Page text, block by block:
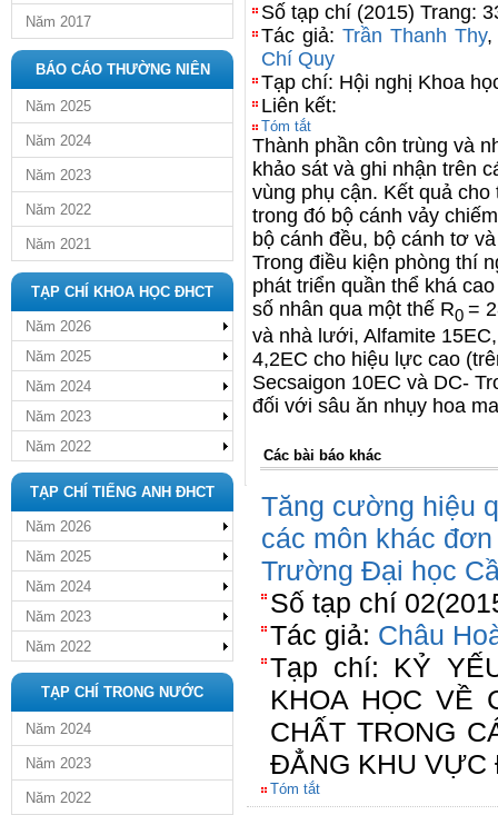
Năm 2017
BÁO CÁO THƯỜNG NIÊN
Năm 2025
Năm 2024
Năm 2023
Năm 2022
Năm 2021
TẠP CHÍ KHOA HỌC ĐHCT
Năm 2026
Năm 2025
Năm 2024
Năm 2023
Năm 2022
TẠP CHÍ TIẾNG ANH ĐHCT
Năm 2026
Năm 2025
Năm 2024
Năm 2023
Năm 2022
TẠP CHÍ TRONG NƯỚC
Năm 2024
Năm 2023
Năm 2022
Số tạp chí (2015) Trang:
Tác giả:Trần Thanh Thy
Chí Quy
Tạp chí: Hội nghị Khoa
Liên kết:
Tóm tắt
Thành phần côn trùng và
khảo sát và ghi nhận trên
vùng phụ cận. Kết quả
trong đó bộ cánh vảy
bộ cánh đều, bộ cánh tơ
Trong điều kiện phòng thí
phát triển quần thể khá
số nhân qua một thế R0 =
và nhà lưới, Alfamite
4,2EC cho hiệu lực cao
Secsaigon 10EC và DC-
đối với sâu ăn nhụy hoa
Các bài báo khác
Tăng cường hiệu
các môn khác
Trường Đại học
Số tạp chí
Tác giả: Châu
Tạp chí: KỶ
KHOA HỌC VỀ
CHẤT TRONG
ĐẲNG KHU VỰC
Tóm tắt